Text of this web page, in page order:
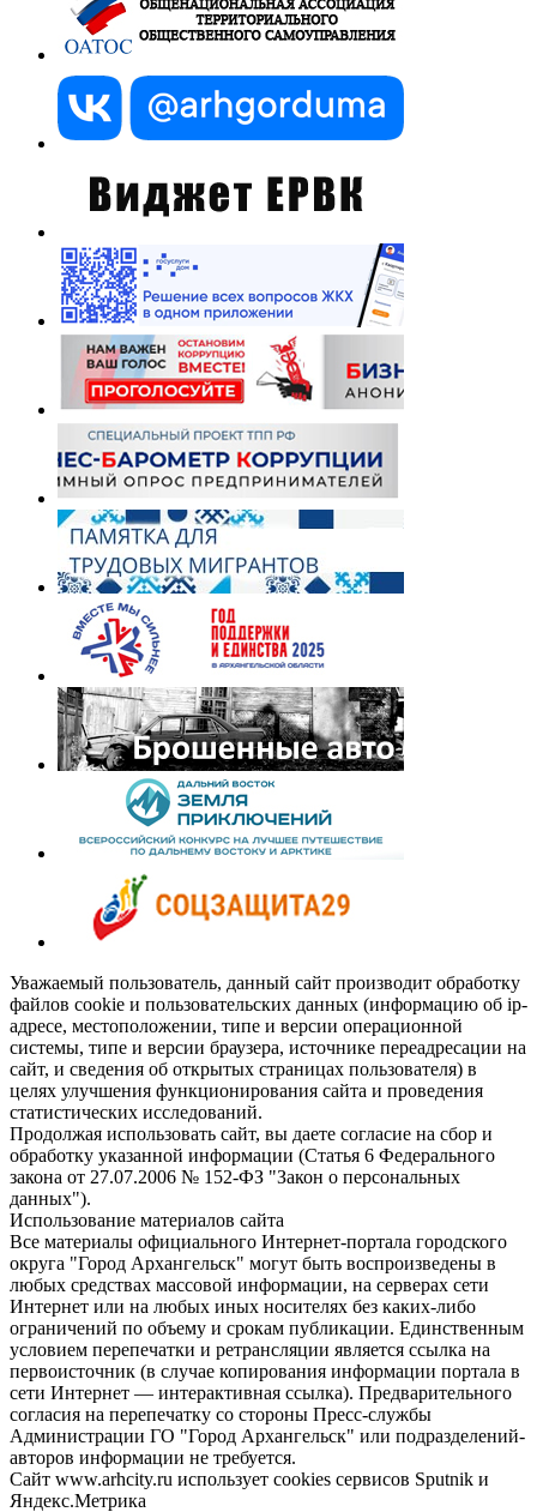
Уважаемый пользователь, данный сайт производит обработку
файлов cookie и пользовательских данных (информацию об ip-
адресе, местоположении, типе и версии операционной
системы, типе и версии браузера, источнике переадресации на
сайт, и сведения об открытых страницах пользователя) в
целях улучшения функционирования сайта и проведения
статистических исследований.
Продолжая использовать сайт, вы даете согласие на сбор и
обработку указанной информации (Статья 6 Федерального
закона от 27.07.2006 № 152-ФЗ "Закон о персональных
данных").
Использование материалов сайта
Все материалы официального Интернет-портала городского
округа "Город Архангельск" могут быть воспроизведены в
любых средствах массовой информации, на серверах сети
Интернет или на любых иных носителях без каких-либо
ограничений по объему и срокам публикации. Единственным
условием перепечатки и ретрансляции является ссылка на
первоисточник (в случае копирования информации портала в
сети Интернет — интерактивная ссылка). Предварительного
согласия на перепечатку со стороны Пресс-службы
Администрации ГО "Город Архангельск" или подразделений-
авторов информации не требуется.
Сайт www.arhcity.ru использует cookies сервисов Sputnik и
Яндекс.Метрика